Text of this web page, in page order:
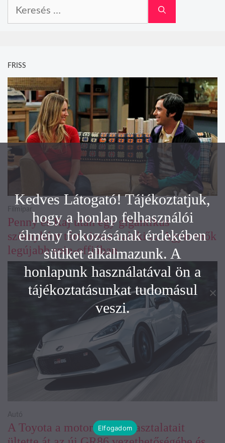
FRISS
Penny és Raj után egy gigantikus
szörnyként tért vissza valaki az Agymenők
legújabb spin-offjában
Filmipar
A Toyota a motorsport tapasztalatait
Autó
Kedves Látogató! Tájékoztatjuk,
hogy a honlap felhasználói
élmény fokozásának érdekében
sütiket alkalmazunk. A
honlapunk használatával ön a
tájékoztatásunkat tudomásul
veszi.
Elfogadom